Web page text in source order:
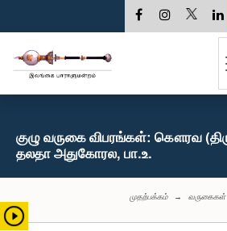
குழு வருகை விபரங்கள்: கௌரவ
தலதா அதுகோரல, பா.உ.
முதற்பக்கம் வருகைகள்